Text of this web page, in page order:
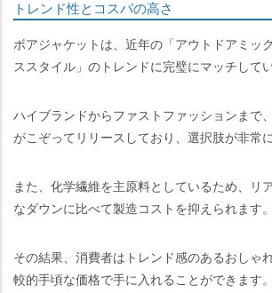
トレンド性とコスパの高さ
ボアジャケットは、近年の「アウトドアミッ
ススタイル」のトレンドに完璧にマッチしてい
ハイブランドからファストファッションまで
がこぞってリリースしており、選択肢が非常
また、化学繊維を主原料としているため、リ
なダウンに比べて製造コストを抑えられます。
その結果、消費者はトレンド感のあるおしゃ
較的手頃な価格で手に入れることができます。